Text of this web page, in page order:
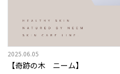
2025.06.05
【奇跡の木 ニーム】